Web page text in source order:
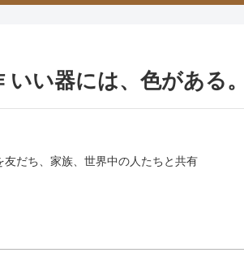
い器には、色がある。
友だち、家族、世界中の人たちと共有